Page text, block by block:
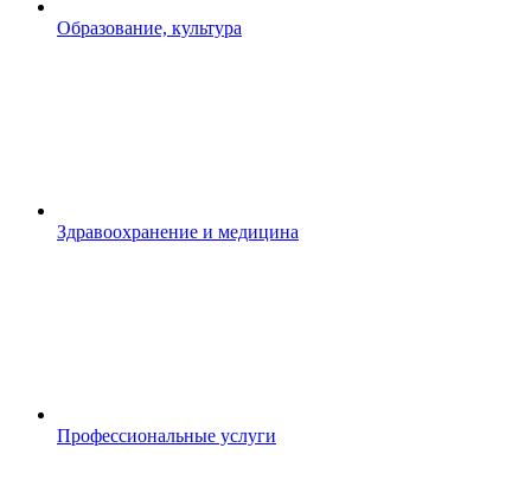
Образование, культура
Здравоохранение и медицина
Профессиональные услуги